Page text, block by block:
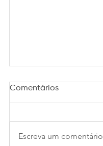
Comentários
Escreva um comentário